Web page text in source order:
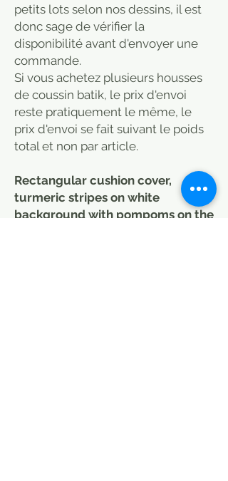
petits lots selon nos dessins, il est
donc sage de vérifier la
disponibilité avant d'envoyer une
commande.
Si vous achetez plusieurs housses
de coussin batik, le prix d'envoi
reste pratiquement le même, le
prix d'envoi se fait suivant le poids
total et non par article.
Rectangular cushion cover,
turmeric stripes on white
background with pompoms on the